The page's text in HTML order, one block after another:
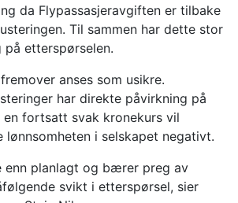
da Flypassasjeravgiften er tilbake
Til sammen har dette stor
etterspørselen.
anses som usikre.
har direkte påvirkning på
fortsatt svak kronekurs vil
i selskapet negativt.
enn planlagt og bærer preg av
svikt i etterspørsel, sier